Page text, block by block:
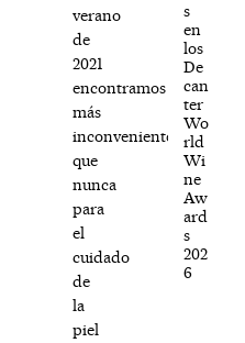
verano
de
2021
encontramos
más
inconvenientes
que
nunca
para
el
cuidado
de
la
piel
s
en
los
De
can
ter
Wo
rld
Wi
ne
Aw
ard
s
202
6